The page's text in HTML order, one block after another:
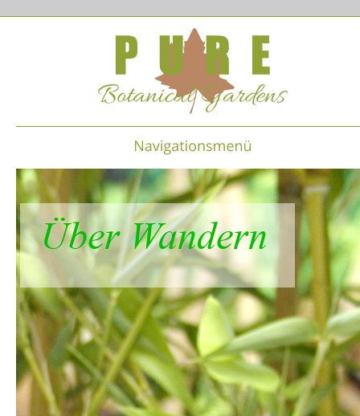
Über Wandern